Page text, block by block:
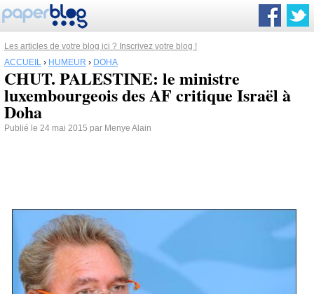
Les articles de votre blog ici ? Inscrivez votre blog !
ACCUEIL › HUMEUR › DOHA
CHUT. PALESTINE: le ministre
luxembourgeois des AF critique Israël à
Doha
Publié le 24 mai 2015 par Menye Alain